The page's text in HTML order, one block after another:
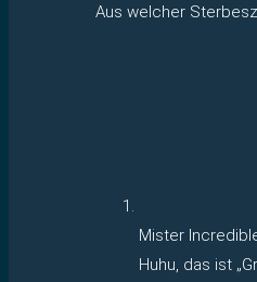
Aus welcher
Mister
Huhu, das ist